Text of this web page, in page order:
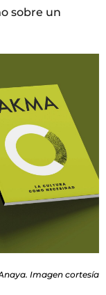
sobre un
Imagen cortesía